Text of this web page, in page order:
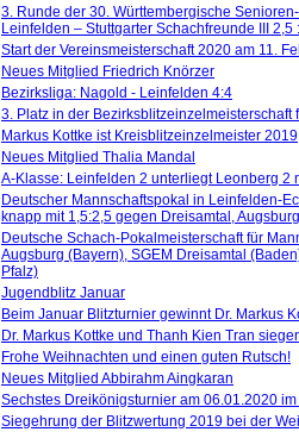
3. Runde der 30. Württembergische
Leinfelden – Stuttgarter Schachfreunde III 2,5
Start der Vereinsmeisterschaft 2020 am 11.
Neues Mitglied Friedrich Knörzer
Bezirksliga: Nagold - Leinfelden 4:4
3. Platz in der Bezirksblitzeinzelmeisterschaft
Markus Kottke ist Kreisblitzeinzelmeister 2019
Neues Mitglied Thalia Mandal
A-Klasse: Leinfelden 2 unterliegt Leonberg 2
Deutscher Mannschaftspokal in Leinfelden-
knapp mit 1,5:2,5 gegen Dreisamtal,
Deutsche Schach-Pokalmeisterschaft für
Augsburg (Bayern), SGEM Dreisamtal
Pfalz)
Jugendblitz Januar
Beim Januar Blitzturnier gewinnt Dr. Markus
Dr. Markus Kottke und Thanh Kien Tran
Frohe Weihnachten und einen guten Rutsch!
Neues Mitglied Abbirahm Aingkaran
Sechstes Dreikönigsturnier am 06.01.2020
Siegehrung der Blitzwertung 2019 bei der